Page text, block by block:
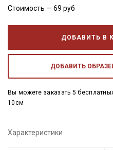
Стоимость — 69 руб
ДОБАВИТЬ В
ДОБАВИТЬ
Вы можете заказать 5
10см
Характеристики